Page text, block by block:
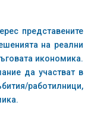
представените
на реални
икономика.
да участват в
работилници,